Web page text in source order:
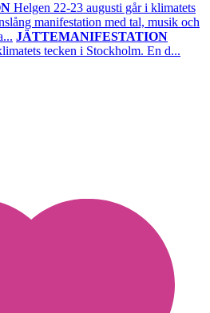
Helgen 22-23 augusti går i klimatets
manifestation med tal, musik och
JÄTTEMANIFESTATION
tecken i Stockholm. En d...